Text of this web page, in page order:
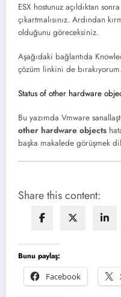
ESX hostunuz açıldıktan
çıkartmalısınız. Ardından
olduğunu göreceksiniz.
Aşağıdaki bağlantıda
çözüm linkini de bırakıyorum.
Status of other hardware
Bu yazımda Vmware
other hardware objects
başka makalede görüşmek
Share this content:
Bunu paylaş:
Facebook